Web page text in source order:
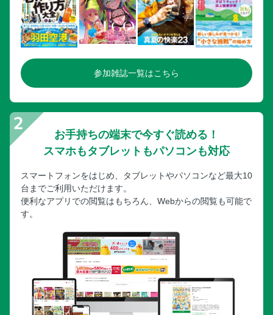
参加雑誌一覧はこちら
お手持ちの端末で今すぐ読める！
スマホもタブレットもパソコンも対応
スマートフォンをはじめ、タブレットやパソコンなど最大10
台までご利用いただけます。
便利なアプリでの閲覧はもちろん、Webからの閲覧も可能で
す。